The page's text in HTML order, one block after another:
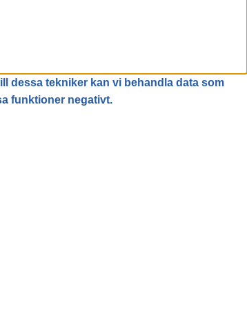
dessa tekniker kan vi behandla data som
funktioner negativt.